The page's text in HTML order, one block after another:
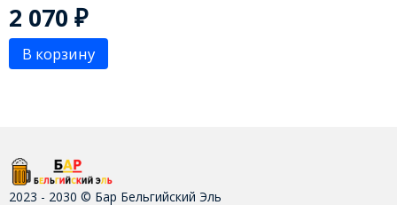
2 070 ₽
В корзину
2023 - 2030 © Бар Бельгийский Эль